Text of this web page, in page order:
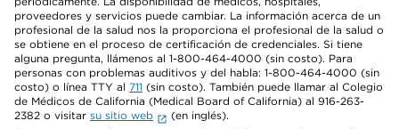
proveedores y servicios puede cambiar. La información acerca de un
profesional de la salud nos la proporciona el profesional de la salud o
se obtiene en el proceso de certificación de credenciales. Si tiene
alguna pregunta, llámenos al 1-800-464-4000 (sin costo). Para
personas con problemas auditivos y del habla: 1-800-464-4000 (sin
costo) o línea TTY al 711 (sin costo). También puede llamar al Colegio
de Médicos de California (Medical Board of California) al 916-263-
2382 o visitar su sitio web
(en inglés).